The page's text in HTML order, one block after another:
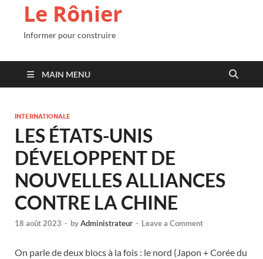
Le Rônier
Informer pour construire
MAIN MENU
INTERNATIONALE
LES ÉTATS-UNIS
DÉVELOPPENT DE
NOUVELLES ALLIANCES
CONTRE LA CHINE
18 août 2023 - byAdministrateur - Leave a Comment
On parle de deux blocs à la fois : le nord (Japon + Corée du